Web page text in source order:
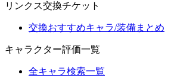
リンクス交換チケット
交換おすすめキャラ/装備まとめ
キャラクター評価一覧
全キャラ検索一覧